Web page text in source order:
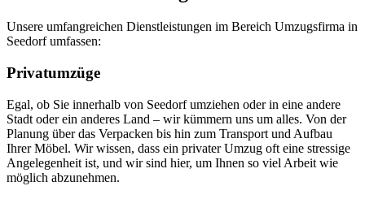
Unsere umfangreichen Dienstleistungen im Bereich Umzugsfirma in
Seedorf umfassen:
Privatumzüge
Egal, ob Sie innerhalb von Seedorf umziehen oder in eine andere
Stadt oder ein anderes Land – wir kümmern uns um alles. Von der
Planung über das Verpacken bis hin zum Transport und Aufbau
Ihrer Möbel. Wir wissen, dass ein privater Umzug oft eine stressige
Angelegenheit ist, und wir sind hier, um Ihnen so viel Arbeit wie
möglich abzunehmen.